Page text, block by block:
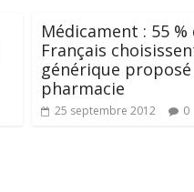
Médicament : 55 %
Français
générique proposé
pharmacie
25 septembre 2012 0